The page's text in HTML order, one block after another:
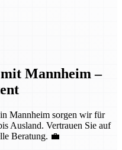
Mannheim –
Mannheim sorgen wir für
Ausland. Vertrauen Sie auf
Beratung. 💼